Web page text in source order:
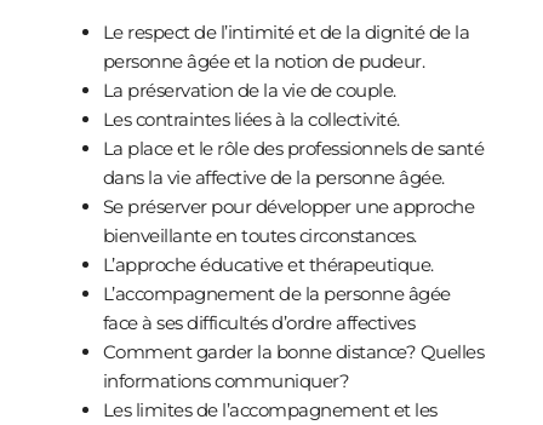
Le respect de l’intimité et de la dignité de la
personne âgée et la notion de pudeur.
La préservation de la vie de couple.
Les contraintes liées à la collectivité.
La place et le rôle des professionnels de santé
dans la vie affective de la personne âgée.
Se préserver pour développer une approche
bienveillante en toutes circonstances.
L’approche éducative et thérapeutique.
L’accompagnement de la personne âgée
face à ses difficultés d’ordre affectives
Comment garder la bonne distance? Quelles
informations communiquer?
Les limites de l’accompagnement et les